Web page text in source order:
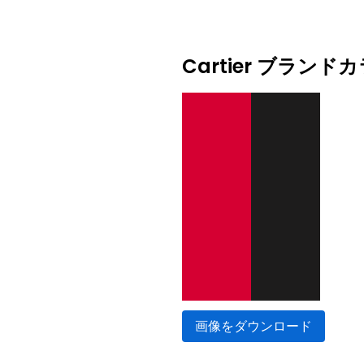
Cartier ブランドカ
画像をダウンロード